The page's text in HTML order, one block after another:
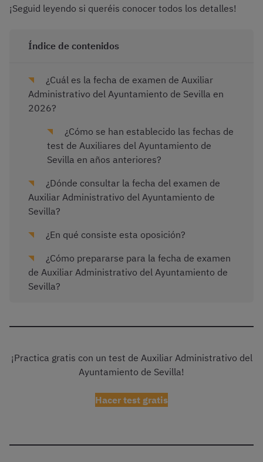
¡Seguid leyendo si queréis conocer todos los detalles!
Índice de contenidos
¿Cuál es la fecha de examen de Auxiliar
Administrativo del Ayuntamiento de Sevilla en
2026?
¿Cómo se han establecido las fechas de
test de Auxiliares del Ayuntamiento de
Sevilla en años anteriores?
¿Dónde consultar la fecha del examen de
Auxiliar Administrativo del Ayuntamiento de
Sevilla?
¿En qué consiste esta oposición?
¿Cómo prepararse para la fecha de examen
de Auxiliar Administrativo del Ayuntamiento de
Sevilla?
¡Practica gratis con un test de Auxiliar Administrativo del
Ayuntamiento de Sevilla!
Hacer test gratis